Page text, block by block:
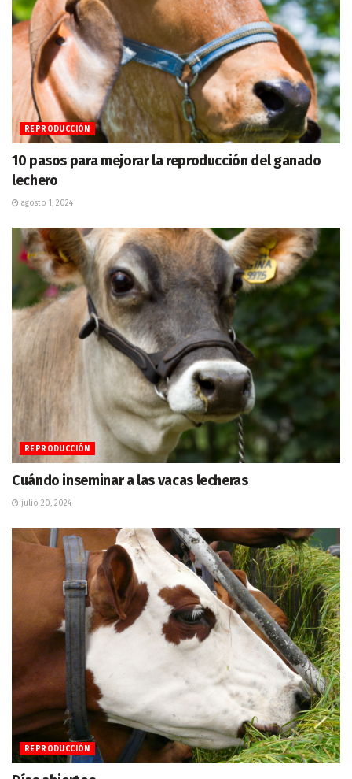
REPRODUCCIÓN
10 pasos para mejorar la reproducción del ganado
lechero
agosto 1, 2024
REPRODUCCIÓN
Cuándo inseminar a las vacas lecheras
julio 20, 2024
REPRODUCCIÓN